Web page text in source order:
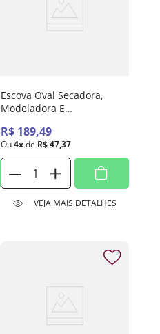
Escova Oval Secadora,
Modeladora E
Taiff 127v
R$ 189,49
Ou 4x de R$ 47,37
VEJA MAIS DETALHES